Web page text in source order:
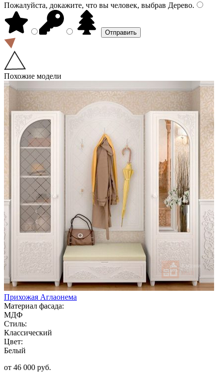
Пожалуйста, докажите, что вы человек, выбрав Дерево.
Похожие модели
Прихожая Аглаонема
Материал фасада:
МДФ
Стиль:
Классический
Цвет:
Белый
от 46 000 руб.